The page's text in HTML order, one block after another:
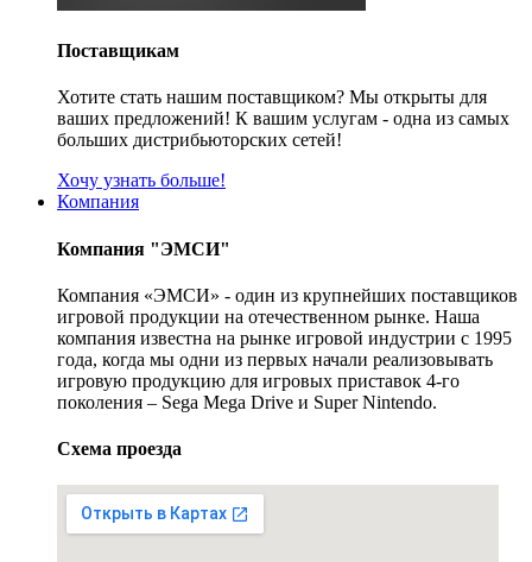
Поставщикам
Хотите стать нашим поставщиком? Мы открыты для
ваших предложений! К вашим услугам - одна из самых
больших дистрибьюторских сетей!
Хочу узнать больше!
Компания
Компания "ЭМСИ"
Компания «ЭМСИ» - один из крупнейших поставщиков
игровой продукции на отечественном рынке. Наша
компания известна на рынке игровой индустрии с 1995
года, когда мы одни из первых начали реализовывать
игровую продукцию для игровых приставок 4-го
поколения – Sega Mega Drive и Super Nintendo.
Схема проезда